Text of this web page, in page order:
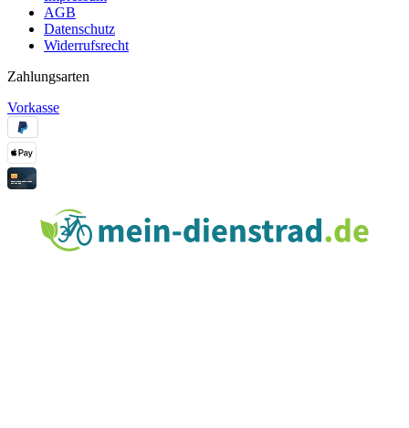
AGB
Datenschutz
Widerrufsrecht
Zahlungsarten
Vorkasse